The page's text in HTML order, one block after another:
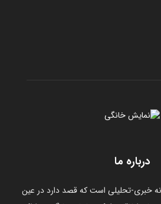
درباره ما
خبری-تحلیلی است که قصد دارد در عین